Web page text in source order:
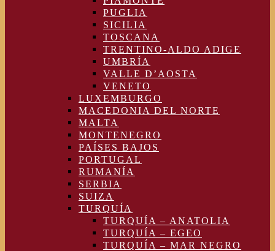
PUGLIA
SICILIA
TOSCANA
TRENTINO-ALDO ADIGE
UMBRÍA
VALLE D’AOSTA
VENETO
LUXEMBURGO
MACEDONIA DEL NORTE
MALTA
MONTENEGRO
PAÍSES BAJOS
PORTUGAL
RUMANÍA
SERBIA
SUIZA
TURQUÍA
TURQUÍA – ANATOLIA
TURQUÍA – EGEO
TURQUÍA – MAR NEGRO